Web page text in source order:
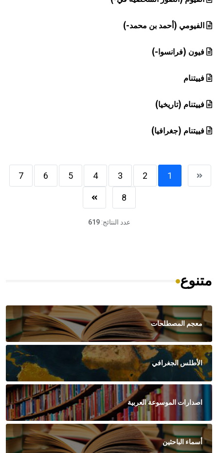
الفيومي (أحمد بن محمد-)
فيون (فرانسوا-)
فييتنام
فييتنام (تاريخيا)
فييتنام (جغرافيا)
1
2
3
4
5
6
7
8
عدد النتائج:619
متنوع
معجم المصطلحات
الأطلس الجغرافي
اصدارات الموسوعة العربية
أسماء الباحثين